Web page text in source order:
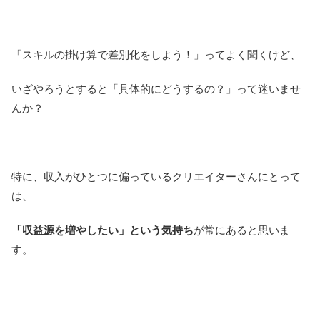
「スキルの掛け算で差別化をしよう！」ってよく聞くけど、
いざやろうとすると「具体的にどうするの？」って迷いませ
んか？
特に、収入がひとつに偏っているクリエイターさんにとって
は、
「収益源を増やしたい」という気持ちが常にあると思いま
す。